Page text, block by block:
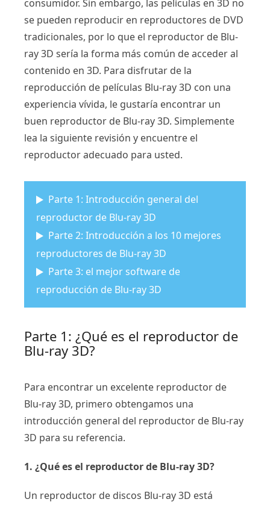
consumidor. Sin embargo, las películas en 3D no
se pueden reproducir en reproductores de DVD
tradicionales, por lo que el reproductor de Blu-
ray 3D sería la forma más común de acceder al
contenido en 3D. Para disfrutar de la
reproducción de películas Blu-ray 3D con una
experiencia vívida, le gustaría encontrar un
buen reproductor de Blu-ray 3D. Simplemente
lea la siguiente revisión y encuentre el
reproductor adecuado para usted.
Parte 1: Introducción general del
reproductor de Blu-ray 3D
Parte 2: Introducción a los 10 mejores
reproductores de Blu-ray 3D
Parte 3: el mejor software de
reproducción de Blu-ray 3D
Parte 1: ¿Qué es el reproductor de
Blu-ray 3D?
Para encontrar un excelente reproductor de
Blu-ray 3D, primero obtengamos una
introducción general del reproductor de Blu-ray
3D para su referencia.
1. ¿Qué es el reproductor de Blu-ray 3D?
Un reproductor de discos Blu-ray 3D está